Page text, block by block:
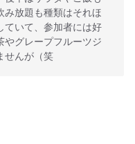
み放題も種類はそれほ
ていて、参加者には好
やグレープフルーツジ
せんが（笑